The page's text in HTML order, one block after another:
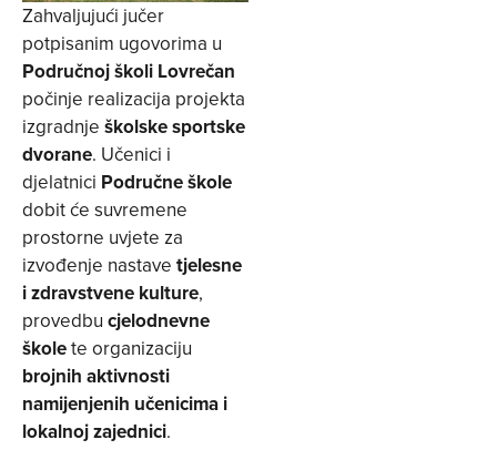
Zahvaljujući jučer
potpisanim ugovorima u
Područnoj školi Lovrečan
počinje realizacija projekta
izgradnje školske sportske
dvorane. Učenici i
djelatnici Područne škole
dobit će suvremene
prostorne uvjete za
izvođenje nastave tjelesne
i zdravstvene kulture,
provedbu cjelodnevne
školete organizaciju
brojnih aktivnosti
namijenjenih učenicima i
lokalnoj zajednici.